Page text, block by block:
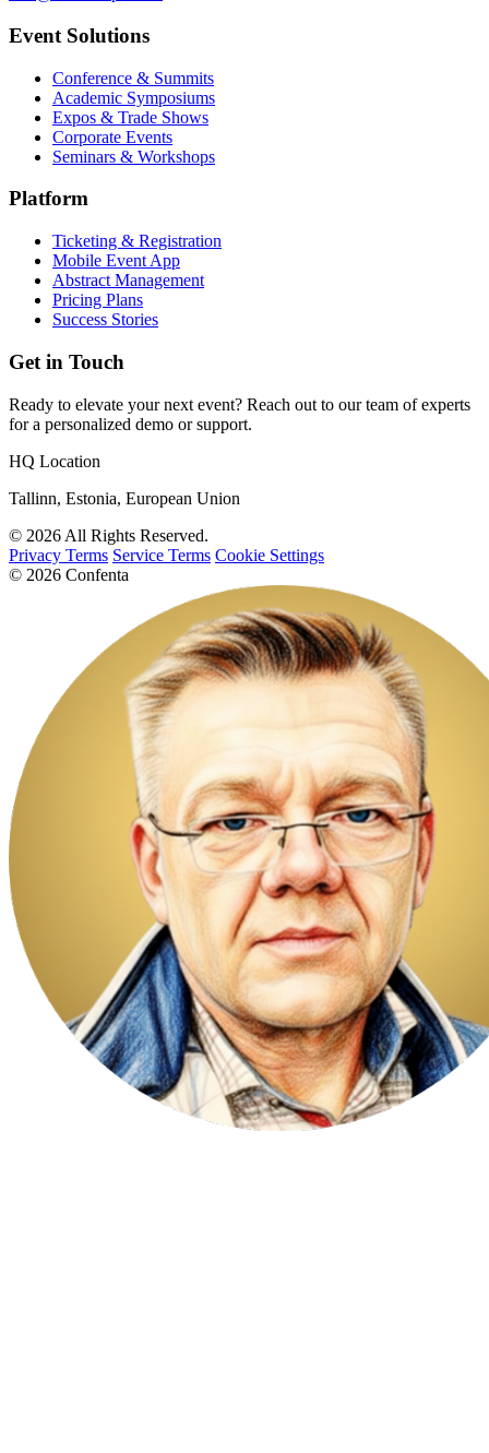
Event Solutions
Conference & Summits
Academic Symposiums
Expos & Trade Shows
Corporate Events
Seminars & Workshops
Platform
Ticketing & Registration
Mobile Event App
Abstract Management
Pricing Plans
Success Stories
Get in Touch
Ready to elevate your next event? Reach out to our team of experts
for a personalized demo or support.
HQ Location
Tallinn, Estonia, European Union
© 2026 All Rights Reserved.
Privacy Terms Service Terms Cookie Settings
© 2026 Confenta